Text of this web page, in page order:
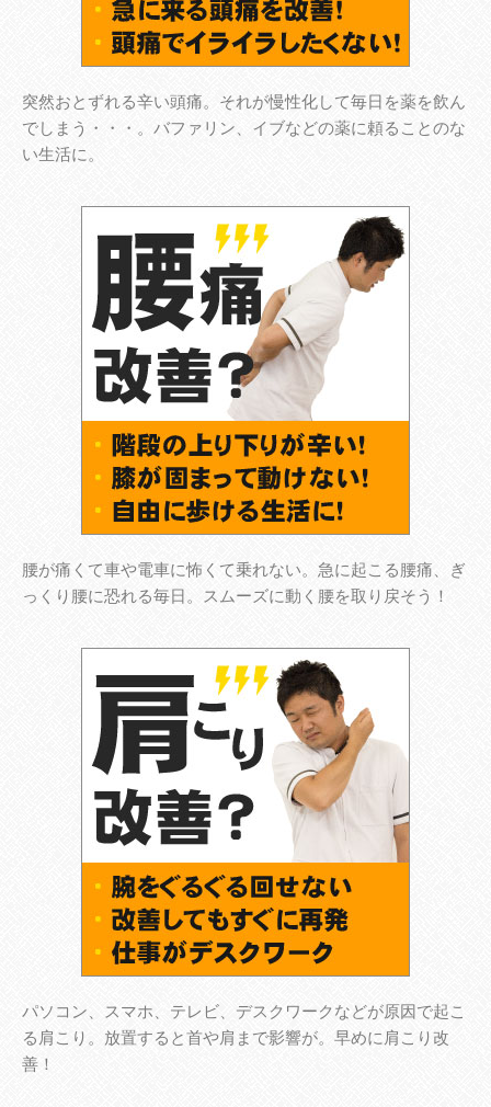
突然おとずれる辛い頭痛。それが慢性化して毎日を薬を飲ん
でしまう・・・。バファリン、イブなどの薬に頼ることのな
い生活に。
腰が痛くて車や電車に怖くて乗れない。急に起こる腰痛、ぎ
っくり腰に恐れる毎日。スムーズに動く腰を取り戻そう！
パソコン、スマホ、テレビ、デスクワークなどが原因で起こ
る肩こり。放置すると首や肩まで影響が。早めに肩こり改
善！